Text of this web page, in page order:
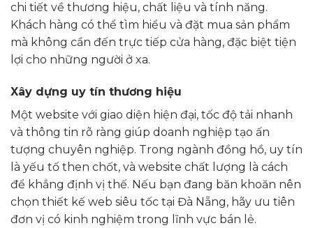
chi tiết về thương hiệu, chất liệu và tính năng.
Khách hàng có thể tìm hiểu và đặt mua sản phẩm
mà không cần đến trực tiếp cửa hàng, đặc biệt tiện
lợi cho những người ở xa.
Xây dựng uy tín thương hiệu
Một website với giao diện hiện đại, tốc độ tải nhanh
và thông tin rõ ràng giúp doanh nghiệp tạo ấn
tượng chuyên nghiệp. Trong ngành đồng hồ, uy tín
là yếu tố then chốt, và website chất lượng là cách
để khẳng định vị thế. Nếu bạn đang băn khoăn nên
chọn thiết kế web siêu tốc tại Đà Nẵng, hãy ưu tiên
đơn vị có kinh nghiệm trong lĩnh vực bán lẻ.